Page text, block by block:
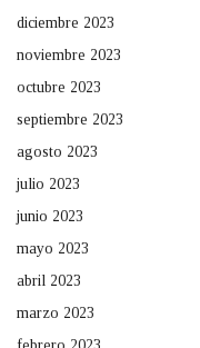
diciembre 2023
noviembre 2023
octubre 2023
septiembre 2023
agosto 2023
julio 2023
junio 2023
mayo 2023
abril 2023
marzo 2023